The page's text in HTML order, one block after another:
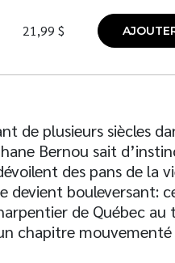
21,99 $
de plusieurs siècles
Bernou sait
des pans de la
devient bouleversant:
de Québec
chapitre mouvementé